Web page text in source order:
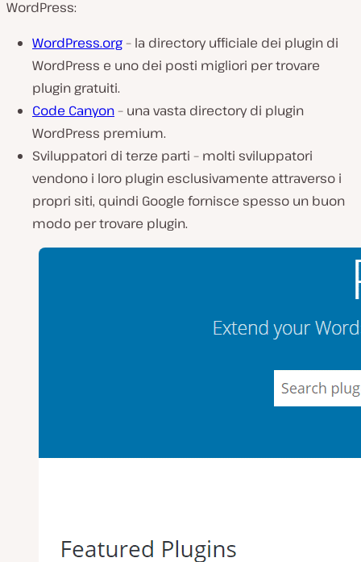
WordPress:
WordPress.org– la directory ufficiale dei plugin di
WordPress e uno dei posti migliori per trovare
plugin gratuiti.
Code Canyon– una vasta directory di plugin
WordPress premium.
Sviluppatori di terze parti – molti sviluppatori
vendono i loro plugin esclusivamente attraverso i
propri siti, quindi Google fornisce spesso un buon
modo per trovare plugin.